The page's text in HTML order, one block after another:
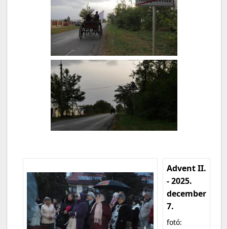
Advent II.
- 2025.
december
7.
fotó: